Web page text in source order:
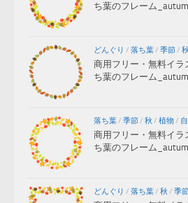
ち葉のフレーム
どんぐり / 落ち葉/ 季節/ 秋
商用フリー・無料イラ
ち葉のフレーム
落ち葉/ 季節/ 秋 / 植物/
商用フリー・無料イラ
ち葉のフレーム
どんぐり / 落ち葉/ 秋 / 季